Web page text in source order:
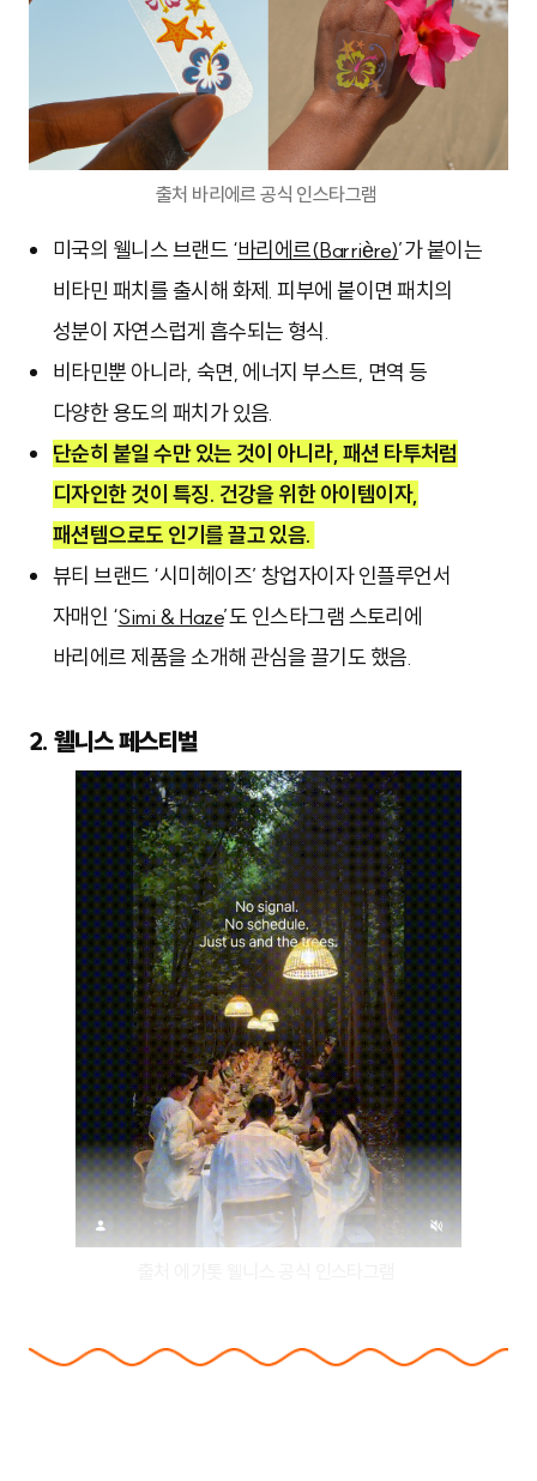
출처 바리에르 공식 인스타그램
미국의 웰니스 브랜드 ‘바리에르(Barrière)’가 붙이는
비타민 패치를 출시해 화제. 피부에 붙이면 패치의
성분이 자연스럽게 흡수되는 형식.
비타민뿐 아니라, 숙면, 에너지 부스트, 면역 등
다양한 용도의 패치가 있음.
단순히 붙일 수만 있는 것이 아니라, 패션 타투처럼
디자인한 것이 특징. 건강을 위한 아이템이자,
패션템으로도 인기를 끌고 있음.
뷰티 브랜드 ‘시미헤이즈’ 창업자이자 인플루언서
자매인 ‘Simi & Haze’도 인스타그램 스토리에
바리에르 제품을 소개해 관심을 끌기도 했음.
2. 웰니스 페스티벌